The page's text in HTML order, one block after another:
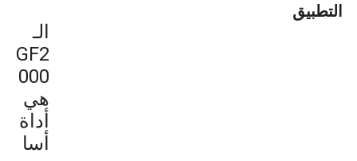
التطبيق
الـ
GF2
000
هي
أداة
أسا